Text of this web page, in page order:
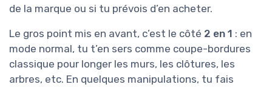
de la marque ou si tu prévois d’en acheter.
Le gros point mis en avant, c’est le côté 2 en 1 : en
mode normal, tu t’en sers comme coupe-bordures
classique pour longer les murs, les clôtures, les
arbres, etc. En quelques manipulations, tu fais